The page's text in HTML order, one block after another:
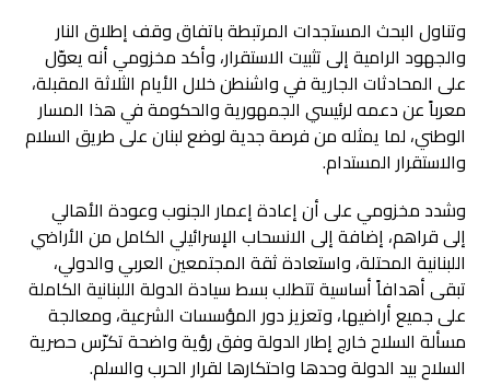
وتناول البحث المستجدات المرتبطة باتفاق وقف إطلاق النار
والجهود الرامية إلى تثبيت الاستقرار، وأكد مخزومي أنه يعوّل
على المحادثات الجارية في واشنطن خلال الأيام الثلاثة المقبلة،
معرباً عن دعمه لرئيسي الجمهورية والحكومة في هذا المسار
الوطني، لما يمثله من فرصة جدية لوضع لبنان على طريق السلام
والاستقرار المستدام.
وشدد مخزومي على أن إعادة إعمار الجنوب وعودة الأهالي
إلى قراهم، إضافة إلى الانسحاب الإسرائيلي الكامل من الأراضي
اللبنانية المحتلة، واستعادة ثقة المجتمعين العربي والدولي،
تبقى أهدافاً أساسية تتطلب بسط سيادة الدولة اللبنانية الكاملة
على جميع أراضيها، وتعزيز دور المؤسسات الشرعية، ومعالجة
مسألة السلاح خارج إطار الدولة وفق رؤية واضحة تكرّس حصرية
السلاح بيد الدولة وحدها واحتكارها لقرار الحرب والسلم.